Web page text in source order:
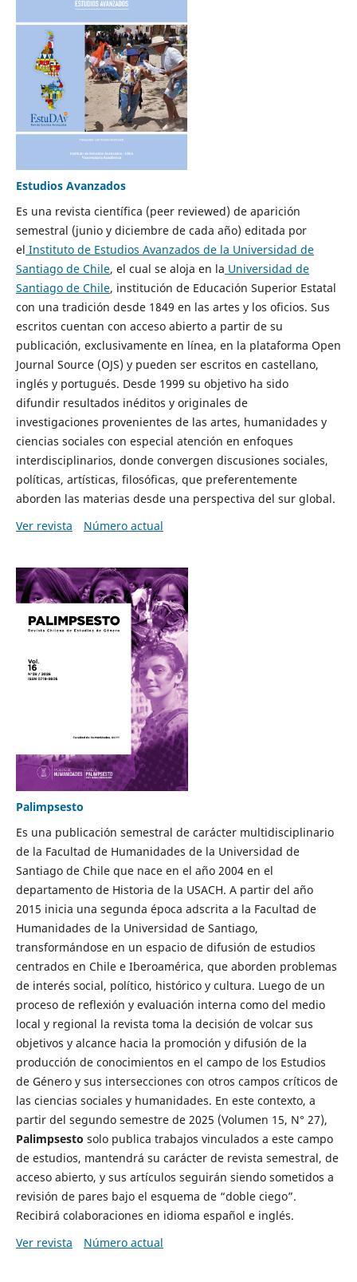
Estudios Avanzados
Es una revista científica (peer reviewed) de aparición
semestral (junio y diciembre de cada año) editada por
el Instituto de Estudios Avanzados de la Universidad de
Santiago de Chile, el cual se aloja en la Universidad de
Santiago de Chile, institución de Educación Superior Estatal
con una tradición desde 1849 en las artes y los oficios. Sus
escritos cuentan con acceso abierto a partir de su
publicación, exclusivamente en línea, en la plataforma Open
Journal Source (OJS) y pueden ser escritos en castellano,
inglés y portugués. Desde 1999 su objetivo ha sido
difundir resultados inéditos y originales de
investigaciones provenientes de las artes, humanidades y
ciencias sociales con especial atención en enfoques
interdisciplinarios, donde convergen discusiones sociales,
políticas, artísticas, filosóficas, que preferentemente
aborden las materias desde una perspectiva del sur global.
Ver revista
Número actual
Palimpsesto
Es una publicación semestral de carácter multidisciplinario
de la Facultad de Humanidades de la Universidad de
Santiago de Chile que nace en el año 2004 en el
departamento de Historia de la USACH. A partir del año
2015 inicia una segunda época adscrita a la Facultad de
Humanidades de la Universidad de Santiago,
transformándose en un espacio de difusión de estudios
centrados en Chile e Iberoamérica, que aborden problemas
de interés social, político, histórico y cultura. Luego de un
proceso de reflexión y evaluación interna como del medio
local y regional la revista toma la decisión de volcar sus
objetivos y alcance hacia la promoción y difusión de la
producción de conocimientos en el campo de los Estudios
de Género y sus intersecciones con otros campos críticos de
las ciencias sociales y humanidades. En este contexto, a
partir del segundo semestre de 2025 (Volumen 15, N° 27),
Palimpsesto solo publica trabajos vinculados a este campo
de estudios, mantendrá su carácter de revista semestral, de
acceso abierto, y sus artículos seguirán siendo sometidos a
revisión de pares bajo el esquema de “doble ciego”.
Recibirá colaboraciones en idioma español e inglés.
Ver revista
Número actual